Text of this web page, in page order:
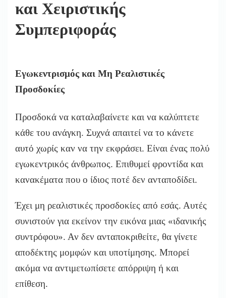
και Χειριστικής
Συμπεριφοράς
Εγωκεντρισμός και Μη Ρεαλιστικές
Προσδοκίες
Προσδοκά να καταλαβαίνετε και να καλύπτετε
κάθε του ανάγκη. Συχνά απαιτεί να το κάνετε
αυτό χωρίς καν να την εκφράσει. Είναι ένας πολύ
εγωκεντρικός άνθρωπος. Επιθυμεί φροντίδα και
κανακέματα που ο ίδιος ποτέ δεν ανταποδίδει.
Έχει μη ρεαλιστικές προσδοκίες από εσάς. Αυτές
συνιστούν για εκείνον την εικόνα μιας «ιδανικής
συντρόφου». Αν δεν ανταποκριθείτε, θα γίνετε
αποδέκτης μομφών και υποτίμησης. Μπορεί
ακόμα να αντιμετωπίσετε απόρριψη ή και
επίθεση.